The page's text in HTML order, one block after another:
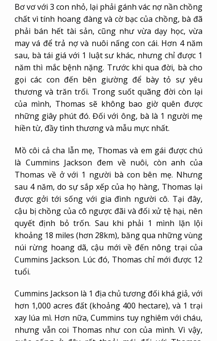
Bơ vơ với 3 con nhỏ, lại phải gánh vác nợ nần chồng
chất vì tính hoang đàng và cờ bạc của chồng, bà đã
phải bán hết tài sản, cũng như vừa dạy học, vừa
may vá để trả nợ và nuôi nấng con cái. Hơn 4 năm
sau, bà tái giá với 1 luật sư khác, nhưng chỉ được 1
năm thì mắc bệnh nặng. Trước khi qua đời, bà cho
gọi các con đến bên giường để bày tỏ sự yêu
thương và trăn trối. Trong suốt quãng đời còn lại
của mình, Thomas sẽ không bao giờ quên được
những giây phút đó. Đối với ông, bà là 1 người mẹ
hiền từ, đầy tình thương và mẫu mực nhất.
Mồ côi cả cha lẫn mẹ, Thomas và em gái được chú
là Cummins Jackson đem về nuôi, còn anh của
Thomas về ở với 1 người bà con bên mẹ. Nhưng
sau 4 năm, do sự sắp xếp của họ hàng, Thomas lại
được gởi tới sống với gia đình người cô. Tại đây,
cậu bị chồng của cô ngược đãi và đối xử tệ hại, nên
quyết định bỏ trốn. Sau khi phải 1 mình lặn lội
khoảng 18 miles (hơn 28km), băng qua những vùng
núi rừng hoang dã, cậu mới về đến nông trại của
Cummins Jackson. Lúc đó, Thomas chỉ mới được 12
tuổi.
Cummins Jackson là 1 địa chủ tương đối khá giả, với
hơn 1,000 acres đất (khoảng 400 hectare), và 1 trại
xay lúa mì. Hơn nữa, Cummins tuy nghiêm với cháu,
nhưng vẫn coi Thomas như con của mình. Vì vậy,